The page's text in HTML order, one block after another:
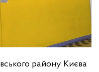
району Києва